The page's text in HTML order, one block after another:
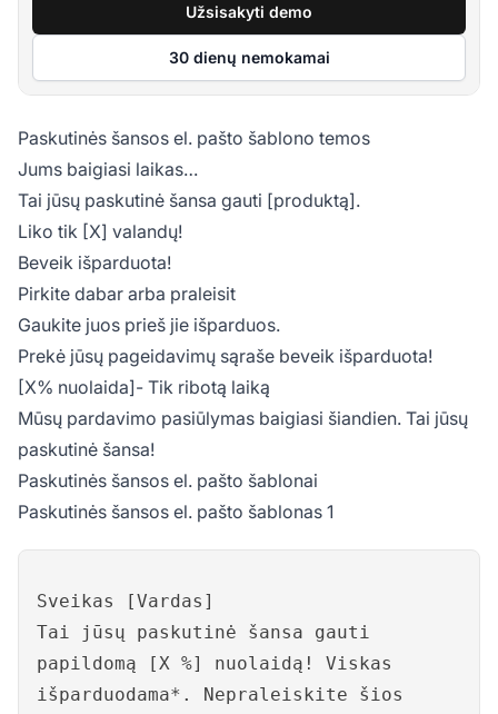
Užsisakyti demo
30 dienų nemokamai
Paskutinės šansos el. pašto šablono temos
Jums baigiasi laikas…
Tai jūsų paskutinė šansa gauti [produktą].
Liko tik [X] valandų!
Beveik išparduota!
Pirkite dabar arba praleisit
Gaukite juos prieš jie išparduos.
Prekė jūsų pageidavimų sąraše beveik išparduota!
[X% nuolaida]- Tik ribotą laiką
Mūsų pardavimo pasiūlymas baigiasi šiandien. Tai jūsų
paskutinė šansa!
Paskutinės šansos el. pašto šablonai
Paskutinės šansos el. pašto šablonas 1
Sveikas [Vardas]
Tai jūsų paskutinė šansa gauti
papildomą [X %] nuolaidą! Viskas
išparduodama*. Nepraleiskite šios